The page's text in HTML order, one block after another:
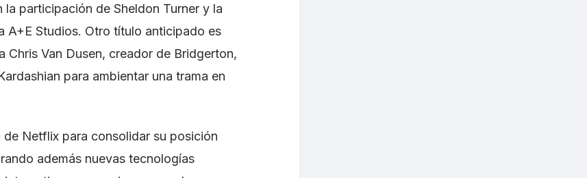
participación de Sheldon Turner y la
A+E Studios. Otro título anticipado es
Chris Van Dusen, creador de Bridgerton,
para ambientar una trama en
Netflix para consolidar su posición
además nuevas tecnologías